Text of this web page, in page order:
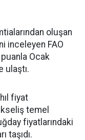
oluşan
inceleyen FAO
Ocak
ulaştı.
fiyat
temel
fiyatlarındaki
taşıdı.